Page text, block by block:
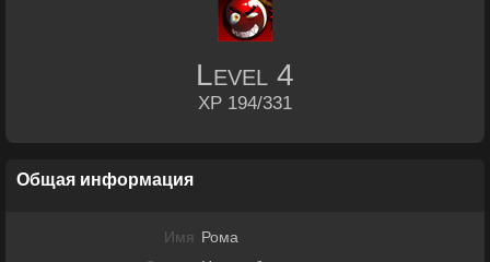
Level 4
XP 194/331
Общая информация
Имя Рома